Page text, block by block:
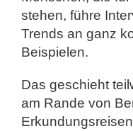
stehen, führe
Trends an ganz
Beispielen.
Das geschieht
am Rande von